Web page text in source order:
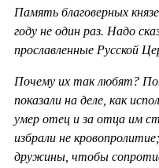
Память благоверных
году не один раз. Надо
прославленные Русской
Почему их так любят?
показали на деле, как
умер отец и за отца им
избрали не
дружины, чтобы